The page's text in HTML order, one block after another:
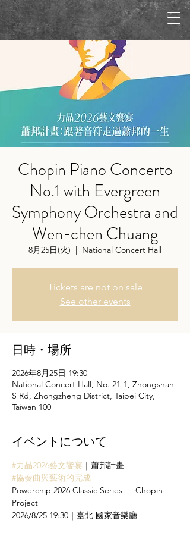
Chopin Piano Concerto
No.1 with Evergreen
Symphony Orchestra and
Wen-chen Chuang
8月25日(火)
  |
National Concert Hall
Tickets are not on sale
See other events
日時・場所
2026年8月25日 19:30
National Concert Hall, No. 21-1, Zhongshan
S Rd, Zhongzheng District, Taipei City,
Taiwan 100
イベントについて
#力晶2026藝文饗宴 ｜蕭邦計畫
#協奏曲與藝術的完成
Powerchip 2026 Classic Series — Chopin
Project
2026/8/25 19:30｜臺北 國家音樂廳